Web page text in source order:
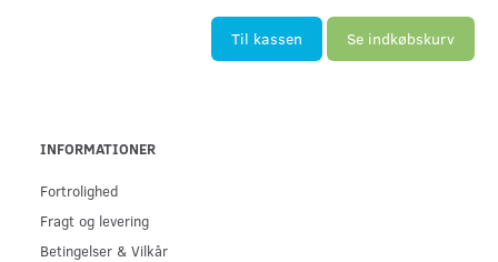
Til kassen Se indkøbskurv
INFORMATIONER
Fortrolighed
Fragt og levering
Betingelser & Vilkår